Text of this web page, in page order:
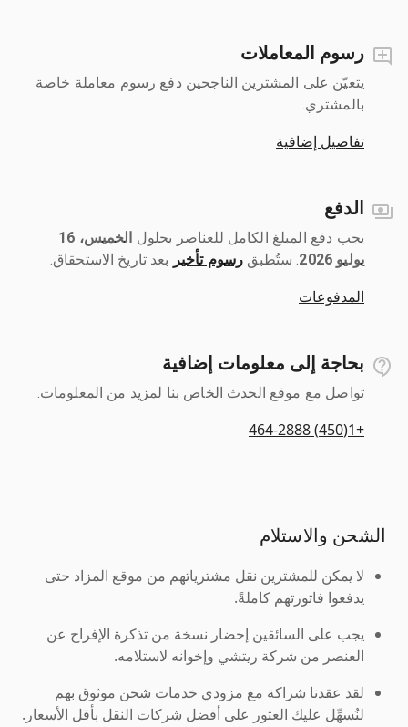
رسوم المعاملات
يتعيّن على المشترين الناجحين دفع رسوم معاملة خاصة
بالمشتري.
تفاصيل إضافية
الدفع
يجب دفع المبلغ الكامل للعناصر بحلول ‎
الخميس، 16
يوليو 2026
رسوم تأخير بعد تاريخ الاستحقاق.
المدفوعات
بحاجة إلى معلومات إضافية
تواصل مع موقع الحدث الخاص بنا لمزيد من المعلومات.
+1(450) 464-2888
الشحن والاستلام
لا يمكن للمشترين نقل مشترياتهم من موقع المزاد حتى
يدفعوا فاتورتهم كاملةً.
يجب على السائقين إحضار نسخة من تذكرة الإفراج عن
العنصر من شركة ريتشي وإخوانه لاستلامه.
لقد عقدنا شراكة مع مزودي خدمات شحن موثوق بهم
لنُسهِّل عليك العثور على أفضل شركات النقل بأقل الأسعار.